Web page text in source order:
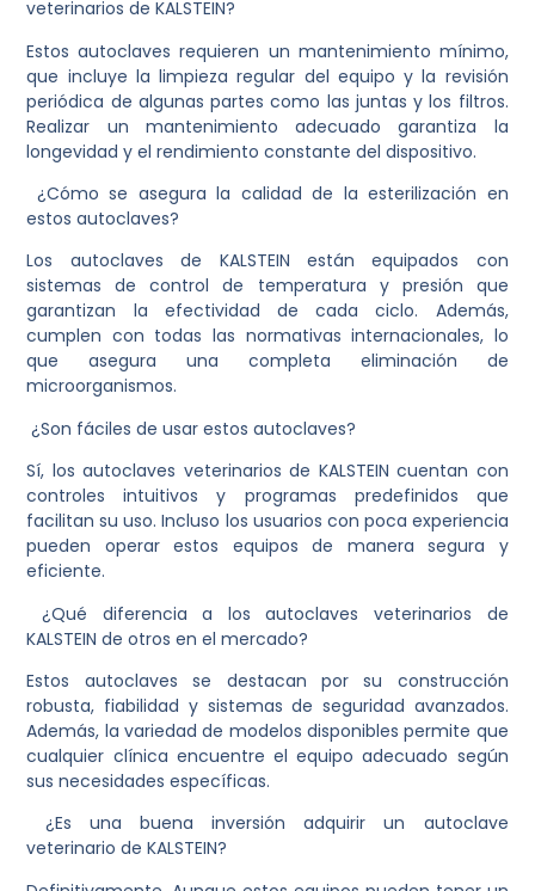
veterinarios de KALSTEIN?
Estos autoclaves requieren un mantenimiento mínimo,
que incluye la limpieza regular del equipo y la revisión
periódica de algunas partes como las juntas y los filtros.
Realizar un mantenimiento adecuado garantiza la
longevidad y el rendimiento constante del dispositivo.
¿Cómo se asegura la calidad de la esterilización en
estos autoclaves?
Los autoclaves de KALSTEIN están equipados con
sistemas de control de temperatura y presión que
garantizan la efectividad de cada ciclo. Además,
cumplen con todas las normativas internacionales, lo
que asegura una completa eliminación de
microorganismos.
¿Son fáciles de usar estos autoclaves?
Sí, los autoclaves veterinarios de KALSTEIN cuentan con
controles intuitivos y programas predefinidos que
facilitan su uso. Incluso los usuarios con poca experiencia
pueden operar estos equipos de manera segura y
eficiente.
¿Qué diferencia a los autoclaves veterinarios de
KALSTEIN de otros en el mercado?
Estos autoclaves se destacan por su construcción
robusta, fiabilidad y sistemas de seguridad avanzados.
Además, la variedad de modelos disponibles permite que
cualquier clínica encuentre el equipo adecuado según
sus necesidades específicas.
¿Es una buena inversión adquirir un autoclave
veterinario de KALSTEIN?